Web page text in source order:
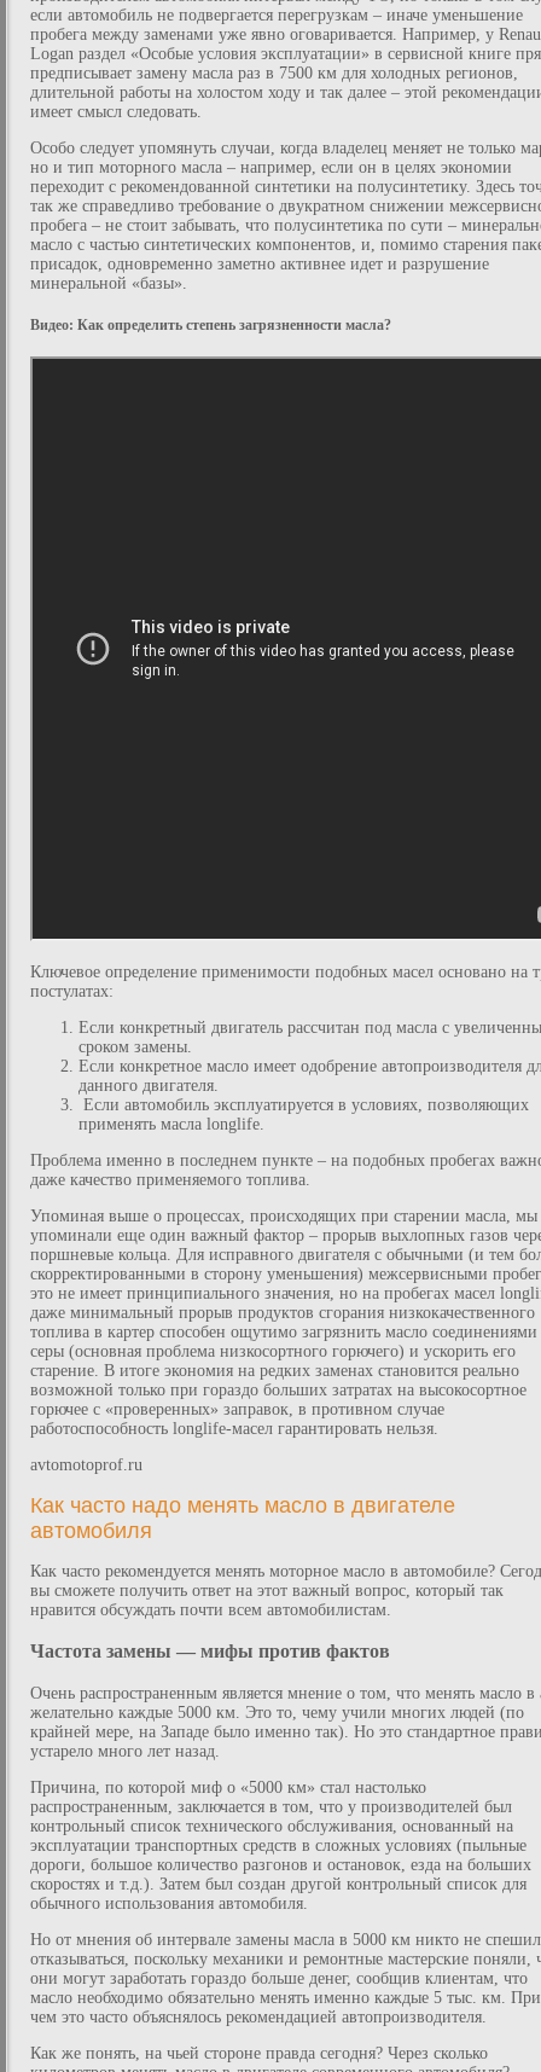
если автомобиль не подвергается перегрузкам – иначе уменьшение
пробега между заменами уже явно оговаривается. Например, у
Logan раздел «Особые условия эксплуатации» в сервисной книге
предписывает замену масла раз в 7500 км для холодных регионов,
длительной работы на холостом ходу и так далее – этой
имеет смысл следовать.
Особо следует упомянуть случаи, когда владелец меняет не только
но и тип моторного масла – например, если он в целях экономии
переходит с рекомендованной синтетики на полусинтетику. Здесь
так же справедливо требование о двукратном снижении
пробега – не стоит забывать, что полусинтетика по сути –
масло с частью синтетических компонентов, и, помимо старения
присадок, одновременно заметно активнее идет и разрушение
минеральной «базы».
Видео: Как определить степень загрязненности масла?
Ключевое определение применимости подобных масел основано на
постулатах:
Если конкретный двигатель рассчитан под масла с
сроком замены.
Если конкретное масло имеет одобрение автопроизводителя
данного двигателя.
Если автомобиль эксплуатируется в условиях, позволяющих
применять масла longlife.
Проблема именно в последнем пункте – на подобных пробегах
даже качество применяемого топлива.
Упоминая выше о процессах, происходящих при старении масла, мы
упоминали еще один важный фактор – прорыв выхлопных газов
поршневые кольца. Для исправного двигателя с обычными (и тем
скорректированными в сторону уменьшения) межсервисными
это не имеет принципиального значения, но на пробегах масел
даже минимальный прорыв продуктов сгорания низкокачественного
топлива в картер способен ощутимо загрязнить масло соединениями
серы (основная проблема низкосортного горючего) и ускорить его
старение. В итоге экономия на редких заменах становится реально
возможной только при гораздо больших затратах на высокосортное
горючее с «проверенных» заправок, в противном случае
работоспособность longlife-масел гарантировать нельзя.
avtomotoprof.ru
Как часто надо менять масло в двигателе
автомобиля
Как часто рекомендуется менять моторное масло в автомобиле?
вы сможете получить ответ на этот важный вопрос, который так
нравится обсуждать почти всем автомобилистам.
Частота замены — мифы против фактов
Очень распространенным является мнение о том, что менять масло в
желательно каждые 5000 км. Это то, чему учили многих людей (по
крайней мере, на Западе было именно так). Но это стандартное
устарело много лет назад.
Причина, по которой миф о «5000 км» стал настолько
распространенным, заключается в том, что у производителей был
контрольный список технического обслуживания, основанный на
эксплуатации транспортных средств в сложных условиях (пыльные
дороги, большое количество разгонов и остановок, езда на больших
скоростях и т.д.). Затем был создан другой контрольный список для
обычного использования автомобиля.
Но от мнения об интервале замены масла в 5000 км никто не спешил
отказываться, поскольку механики и ремонтные мастерские поняли,
они могут заработать гораздо больше денег, сообщив клиентам, что
масло необходимо обязательно менять именно каждые 5 тыс. км. При
чем это часто объяснялось рекомендацией автопроизводителя.
Как же понять, на чьей стороне правда сегодня? Через сколько